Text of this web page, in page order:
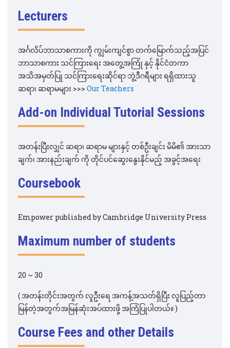
Lecturers
အင်္ဂလိပ်ဘာသာစကားကို ကျွမ်းကျင်စွာ တက်မြောက်သည့်အပြင်
ဘာသာစကား သင်ကြားရေး အတွေ့အကြုံ နှင့် နိုင်ငံတကာ
အသိအမှတ်ပြု သင်ကြားရေးဆိုင်ရာ ဘွဲ့ဒီဂရီများ ရရှိထားသူ
ဆရာ၊ ဆရာမများ >>> Our Teachers
Add-on Individual Tutorial Sessions
အတန်းပြီးလျှင် ဆရာ၊ ဆရာမ များနှင့် တစ်ဦးချင်း မိမိ၏ အားသာ
ချက်၊ အားနည်းချက် ကို တိုင်ပင်ဆွေးနွေးနိုင်မည့် အခွင့်အရေး
Coursebook
Empower published by Cambridge University Press
Maximum number of students
20 ~ 30
( အတန်းတိုင်းအတွက် လူဦးရေ အကန့်အသတ်ရှိပြီး လူပြည့်တာ
မြန်တဲ့အတွက်အမြန်ဆုံးအပ်ထားဖို့ အကြံပြုပါတယ်။ )
Course Fees and other Details